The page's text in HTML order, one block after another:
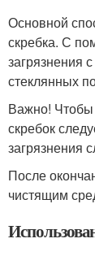
Основной
скребка. С
загрязнения
стеклянных
Важно! Чтобы
скребок
загрязнения
После
чистящим